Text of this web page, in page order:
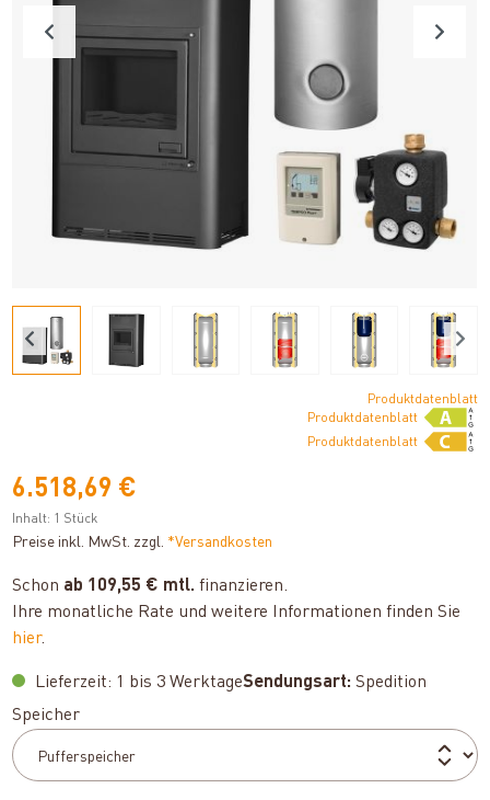
Produktdatenblatt
Produktdatenblatt
Produktdatenblatt
6.518,69 €
Inhalt: 1 Stück
Preise inkl. MwSt. zzgl. *Versandkosten
Schon ab 109,55 € mtl. finanzieren.
Ihre monatliche Rate und weitere Informationen finden Sie
hier.
Lieferzeit: 1 bis 3 WerktageSendungsart: Spedition
Speicherauswählen